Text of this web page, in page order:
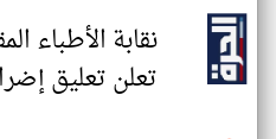
نقابة الأطباء
تعلن تعليق